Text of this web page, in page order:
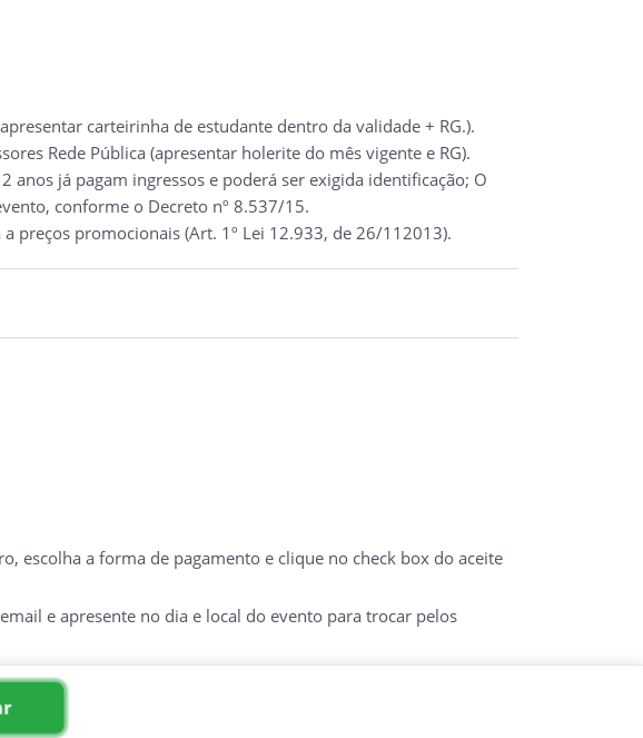
carteirinha de estudante dentro da validade + RG.).
Rede Pública (apresentar holerite do mês vigente e RG).
anos já pagam ingressos e poderá ser exigida identificação; O
conforme o Decreto nº 8.537/15.
preços promocionais (Art. 1º Lei 12.933, de 26/112013).
escolha a forma de pagamento e clique no check box do aceite
e apresente no dia e local do evento para trocar pelos
DO E-TICKET IMPRESSO COM DOCUMENTO COM